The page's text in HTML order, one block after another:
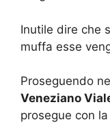
Inutile dire che
muffa esse
Proseguendo
Veneziano
prosegue con